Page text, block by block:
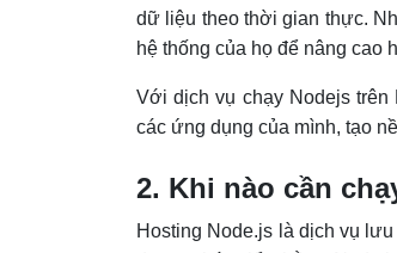
dữ liệu theo thời gian thực.
hệ thống của họ để nâng cao
Với dịch vụ chạy Nodejs trên
các ứng dụng của mình, tạo
2. Khi nào cần
Hosting Node.js là dịch vụ